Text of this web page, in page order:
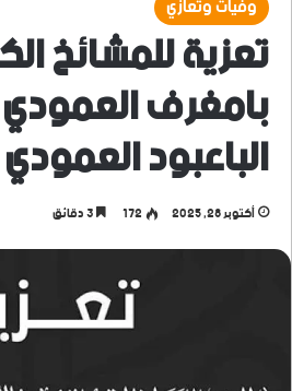
تعزية للمشائخ
بامغرف
الباعبود العمودي
أكتوبر 28, 2025 172